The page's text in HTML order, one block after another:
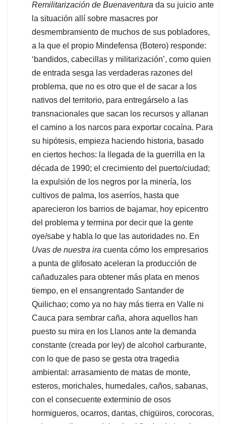
Remilitarización de Buenaventura da su juicio ante
la situación allí sobre masacres por
desmembramiento de muchos de sus pobladores,
a la que el propio Mindefensa (Botero) responde:
‘bandidos, cabecillas y militarización’, como quien
de entrada sesga las verdaderas razones del
problema, que no es otro que el de sacar a los
nativos del territorio, para entregárselo a las
transnacionales que sacan los recursos y allanan
el camino a los narcos para exportar cocaína. Para
su hipótesis, empieza haciendo historia, basado
en ciertos hechos: la llegada de la guerrilla en la
década de 1990; el crecimiento del puerto/ciudad;
la expulsión de los negros por la minería, los
cultivos de palma, los aserríos, hasta que
aparecieron los barrios de bajamar, hoy epicentro
del problema y termina por decir que la gente
oye/sabe y habla lo que las autoridades no. En
Uvas de nuestra ira cuenta cómo los empresarios
a punta de glifosato aceleran la producción de
cañaduzales para obtener más plata en menos
tiempo, en el ensangrentado Santander de
Quilichao; como ya no hay más tierra en Valle ni
Cauca para sembrar caña, ahora aquellos han
puesto su mira en los Llanos ante la demanda
constante (creada por ley) de alcohol carburante,
con lo que de paso se gesta otra tragedia
ambiental: arrasamiento de matas de monte,
esteros, morichales, humedales, caños, sabanas,
con el consecuente exterminio de osos
hormigueros, ocarros, dantas, chigüiros, corocoras,